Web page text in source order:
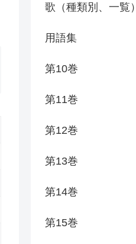
歌（種類別、一覧）
用語集
第10巻
第11巻
第12巻
第13巻
第14巻
第15巻